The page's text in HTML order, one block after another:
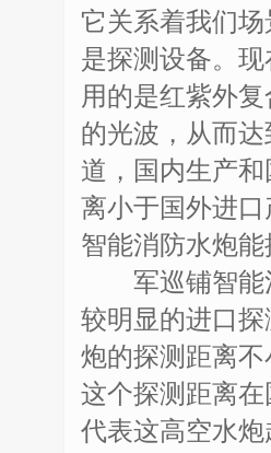
它关系着我们
是探测设备。
用的是红紫外
的光波，从而
道，国内生产
离小于国外进口
智能消防水炮
军巡铺智能消
较明显的进口
炮的探测距离不
这个探测距离
代表这高空水